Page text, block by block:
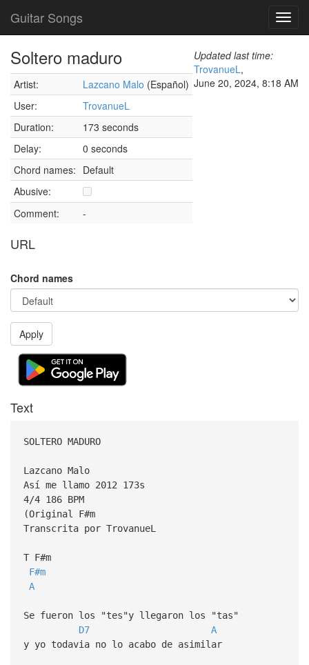
Guitar Songs
Soltero maduro
Artist: Lazcano Malo (Español)
User:
TrovanueL
Duration:
173 seconds
Delay:
0 seconds
Chord names: Default
Abusive:
Comment:
-
URL
Updated last time:
TrovanueL,
June 20, 2024, 8:18 AM
Chord names
Apply
Text
SOLTERO MADURO
Lazcano Malo
Así me llamo 2012 173s
4/4 186 BPM
(Original F#m
Transcrita por TrovanueL
T F#m
F#m
A
Se fueron los "tes"y llegaron los "tas"
D7
A
y yo todavia no lo acabo de asimilar